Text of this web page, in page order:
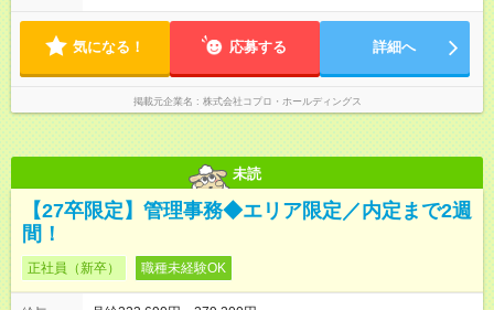
方を大切にしています。
気になる！ 応募する 詳細へ
掲載元企業名 株式会社コプロ・ホールディングス
未読
【27卒限定】管理事務◆エリア限定／内定まで2週
間！
正社員（新卒） 職種未経験OK